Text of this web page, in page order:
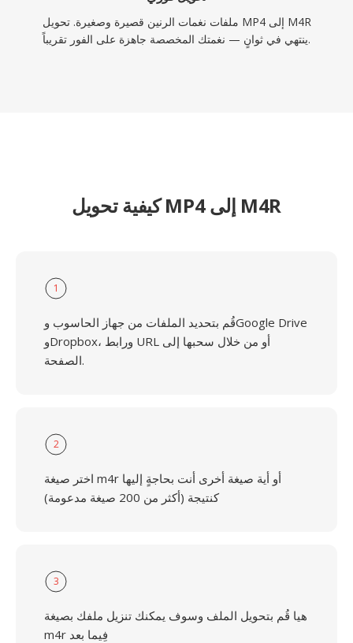
ملفات نغمات الرنين قصيرة وصغيرة. تحويل MP4 إلى M4R
ينتهي في ثوانٍ — نغمتك المخصصة جاهزة على الفور تقريباً.
كيفية تحويل MP4 إلى M4R
1
قُم بتحديد الملفات من جهاز الحاسوب وGoogle Drive
وDropbox، ورابط URL أو من خلال سحبها إلى
الصفحة.
2
اختر صيغة m4r أو أية صيغة أخرى أنت بحاجةٍ إليها
كنتيجة (أكثر من 200 صيغة مدعومة)
3
هيا قُم بتحويل الملف وسوف يمكنك تنزيل ملفك بصيغة
m4r فِيما بعد